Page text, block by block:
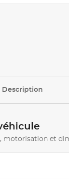
Description
motorisation et